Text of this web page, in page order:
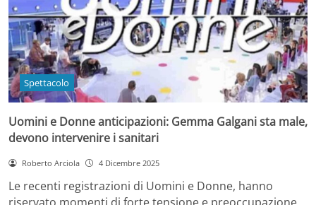
Spettacolo
Uomini e Donne anticipazioni: Gemma Galgani sta male,
devono intervenire i sanitari
Roberto Arciola 4 Dicembre 2025
Le recenti registrazioni di Uomini e Donne, hanno